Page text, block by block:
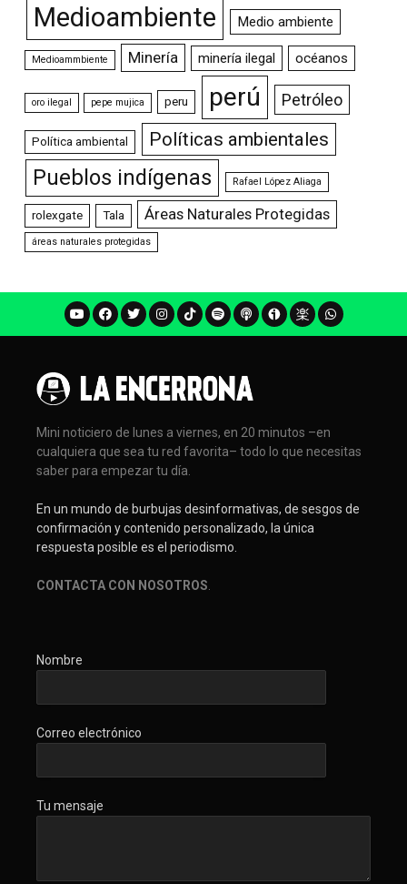
Medioambiente Medio ambiente
Medioammbiente Minería minería ilegal océanos
oro ilegal pepe mujica peru perú Petróleo
Política ambiental Políticas ambientales
Pueblos indígenas Rafael López Aliaga
rolexgate Tala Áreas Naturales Protegidas
áreas naturales protegidas
Mini noticiero de lunes a viernes, en 20 minutos –en
cualquiera que sea tu red favorita– todo lo que necesitas
saber para empezar tu día.
En un mundo de burbujas desinformativas, de sesgos de
confirmación y contenido personalizado, la única
respuesta posible es el periodismo.
CONTACTA CON NOSOTROS
Nombre
Correo electrónico
Tu mensaje